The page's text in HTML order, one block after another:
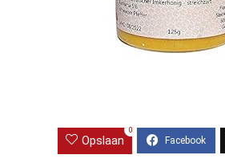
Opslaan
0